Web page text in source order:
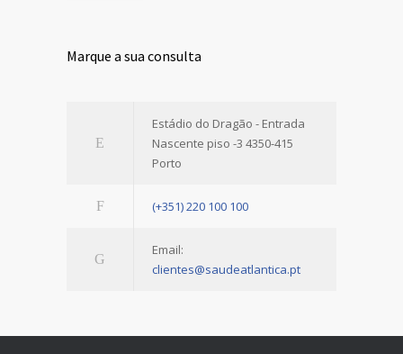
Marque a sua consulta
Estádio do Dragão - Entrada
Nascente piso -3 4350-415
Porto
(+351) 220 100 100
Email:
clientes@saudeatlantica.pt